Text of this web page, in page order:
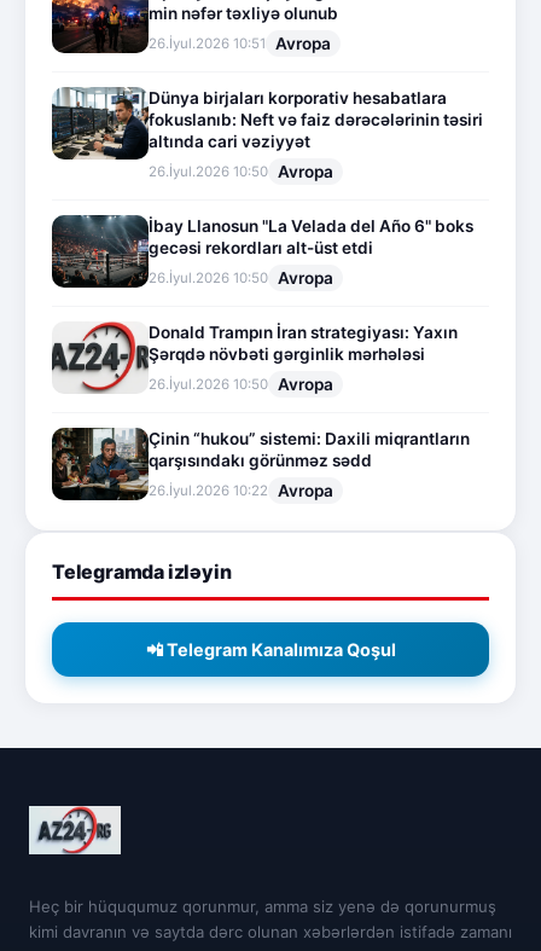
min nəfər təxliyə olunub
26.İyul.2026 10:51 Avropa
Dünya birjaları korporativ hesabatlara
fokuslanıb: Neft və faiz dərəcələrinin təsiri
altında cari vəziyyət
26.İyul.2026 10:50 Avropa
İbay Llanosun "La Velada del Año 6" boks
gecəsi rekordları alt-üst etdi
26.İyul.2026 10:50 Avropa
Donald Trampın İran strategiyası: Yaxın
Şərqdə növbəti gərginlik mərhələsi
26.İyul.2026 10:50 Avropa
Çinin “hukou” sistemi: Daxili miqrantların
qarşısındakı görünməz sədd
26.İyul.2026 10:22 Avropa
Telegramda izləyin
📲 Telegram Kanalımıza Qoşul
Heç bir hüququmuz qorunmur, amma siz yenə də qorunurmuş
kimi davranın və saytda dərc olunan xəbərlərdən istifadə zamanı